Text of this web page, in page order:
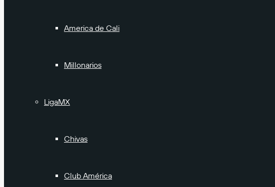
America de Cali
Millonarios
LigaMX
Chivas
Club América